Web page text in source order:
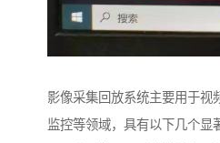
影像采集回放系统主要用于视
监控等领域，具有以下几个显